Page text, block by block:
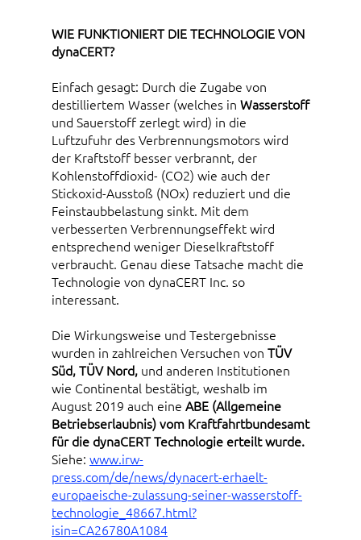
WIE FUNKTIONIERT DIE TECHNOLOGIE VON
dynaCERT?
Einfach gesagt: Durch die Zugabe von
destilliertem Wasser (welches in Wasserstoff
und Sauerstoff zerlegt wird) in die
Luftzufuhr des Verbrennungsmotors wird
der Kraftstoff besser verbrannt, der
Kohlenstoffdioxid- (CO2) wie auch der
Stickoxid-Ausstoß (NOx) reduziert und die
Feinstaubbelastung sinkt. Mit dem
verbesserten Verbrennungseffekt wird
entsprechend weniger Dieselkraftstoff
verbraucht. Genau diese Tatsache macht die
Technologie von dynaCERT Inc. so
interessant.
Die Wirkungsweise und Testergebnisse
wurden in zahlreichen Versuchen von TÜV
Süd, TÜV Nord, und anderen Institutionen
wie Continental bestätigt, weshalb im
August 2019 auch eine ABE (Allgemeine
Betriebserlaubnis) vom Kraftfahrtbundesamt
für die dynaCERT Technologie erteilt wurde.
Siehe: www.irw-
press.com/de/news/dynacert-erhaelt-
europaeische-zulassung-seiner-wasserstoff-
technologie_48667.html?
isin=CA26780A1084